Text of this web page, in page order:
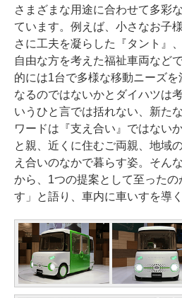
さまざまな用途に合わせて多彩
ています。例えば、小さなお子
さに工夫を凝らした『タント』
自由な方を考えた福祉車両など
的には1台で多様な移動ニーズ
なるのではないかとダイハツは
いうひと言では括れない、新た
ワードは『支え合い』ではない
と親、近くに住むご両親、地域
え合いのなかで暮らす姿。そん
から、1つの提案として至った
す」と語り、車内に車いすを導